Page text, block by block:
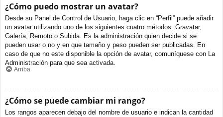
¿Cómo puedo mostrar un avatar?
Desde su Panel de Control de Usuario, haga clic en “Perfil” puede añadir
un avatar utilizando uno de los siguientes cuatro métodos: Gravatar,
Galería, Remoto o Subida. Es la administración quien decide si se
pueden usar o no y en que tamaño y peso pueden ser publicadas. En
caso de que no este disponible la opción de avatar, comuníquese con La
Administración para que sea activada.
Arriba
¿Cómo se puede cambiar mi rango?
Los rangos aparecen debajo del nombre de usuario e indican la cantidad